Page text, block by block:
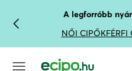
UGRÁS A FŐ TARTALOMRA
UGRÁS A KERESÉSHEZ
A legforróbb
NŐI CIPŐKFÉRFI